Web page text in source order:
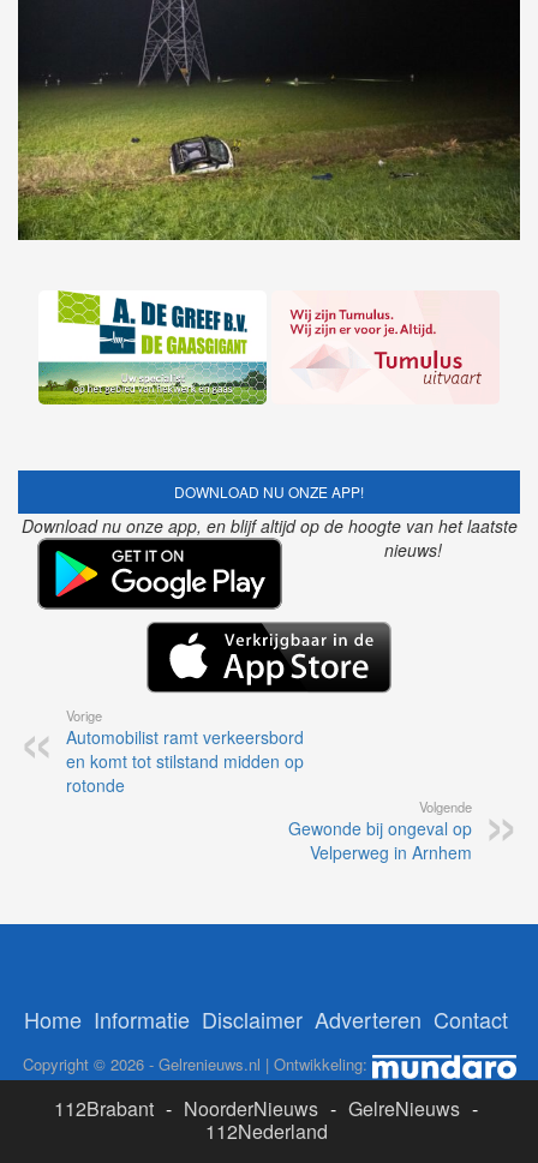
DOWNLOAD NU ONZE APP!
Download nu onze app, en blijf altijd op de hoogte van het laatste
nieuws!
Vorige
Automobilist ramt verkeersbord
en komt tot stilstand midden op
rotonde
Volgende
Gewonde bij ongeval op
Velperweg in Arnhem
Home Informatie Disclaimer Adverteren Contact
Copyright © 2026 - Gelrenieuws.nl | Ontwikkeling:
112Brabant - NoorderNieuws - GelreNieuws -
112Nederland